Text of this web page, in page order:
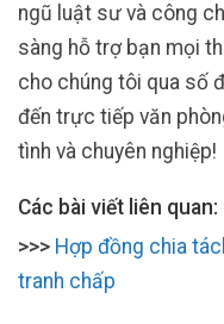
ngũ luật sư và công
sàng hỗ trợ bạn mọi
cho chúng tôi qua số
đến trực tiếp văn
tình và chuyên nghiệp!
Các bài viết liên quan:
>>> Hợp đồng chia
tranh chấp